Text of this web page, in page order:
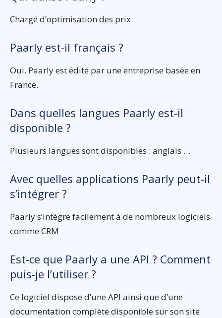
Chargé d’optimisation des prix
Paarly est-il français ?
Oui, Paarly est édité par une entreprise basée en
France.
Dans quelles langues Paarly est-il
disponible ?
Plusieurs langues sont disponibles : anglais …
Avec quelles applications Paarly peut-il
s’intégrer ?
Paarly s’intègre facilement à de nombreux logiciels
comme CRM
Est-ce que Paarly a une API ? Comment
puis-je l’utiliser ?
Ce logiciel dispose d’une API ainsi que d’une
documentation complète disponible sur son site